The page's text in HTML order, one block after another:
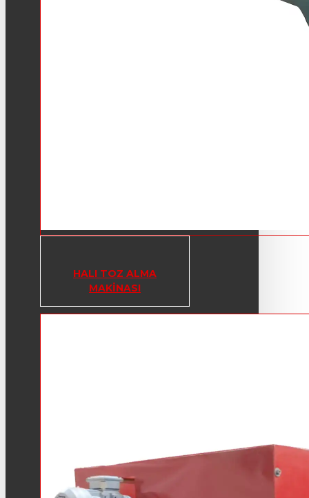
HALI TOZ ALMA
MAKINASI